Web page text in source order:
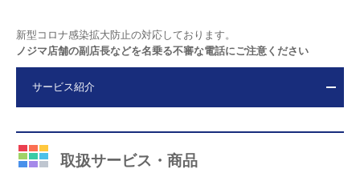
新型コロナ感染拡大防止の対応しております。
ノジマ店舗の副店長などを名乗る不審な電話にご注意ください
サービス紹介
取扱サービス・商品